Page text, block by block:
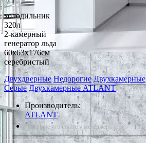
холодильник
320л
2-камерный
генератор льда
60x63x176см
серебристый
Двухдверные Недорогие Двухкамерные
Серые Двухкамерные ATLANT
Производитель:
ATLANT
*Наличие уточняйте у менеджера